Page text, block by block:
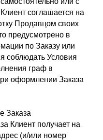
соглашается на
Продавцом своих
предусмотрено в
по Заказу или
соблюдать Условия
граф в
оформлении Заказа
Заказа
Клиент получает на
(и/или номер